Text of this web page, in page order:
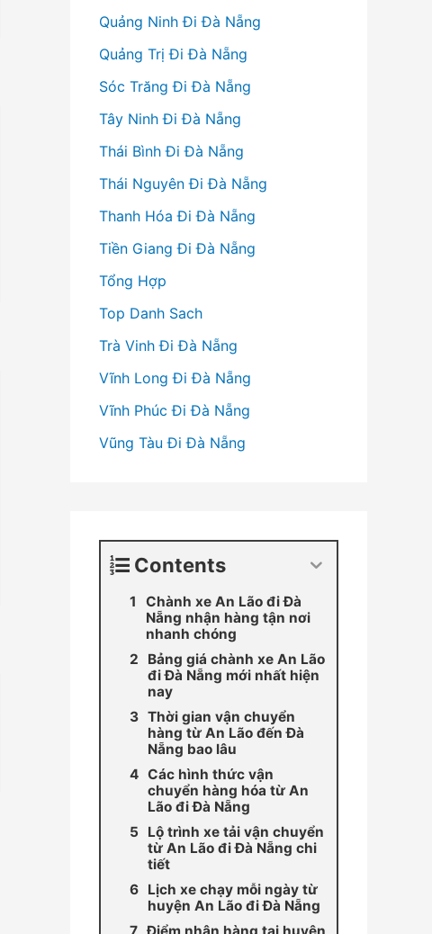
Quảng Ninh Đi Đà Nẵng
Quảng Trị Đi Đà Nẵng
Sóc Trăng Đi Đà Nẵng
Tây Ninh Đi Đà Nẵng
Thái Bình Đi Đà Nẵng
Thái Nguyên Đi Đà Nẵng
Thanh Hóa Đi Đà Nẵng
Tiền Giang Đi Đà Nẵng
Tổng Hợp
Top Danh Sach
Trà Vinh Đi Đà Nẵng
Vĩnh Long Đi Đà Nẵng
Vĩnh Phúc Đi Đà Nẵng
Vũng Tàu Đi Đà Nẵng
Contents
Chành xe An Lão đi Đà
Nẵng nhận hàng tận nơi
nhanh chóng
Bảng giá chành xe An Lão
đi Đà Nẵng mới nhất hiện
nay
Thời gian vận chuyển
hàng từ An Lão đến Đà
Nẵng bao lâu
Các hình thức vận
chuyển hàng hóa từ An
Lão đi Đà Nẵng
Lộ trình xe tải vận chuyển
từ An Lão đi Đà Nẵng chi
tiết
Lịch xe chạy mỗi ngày từ
huyện An Lão đi Đà Nẵng